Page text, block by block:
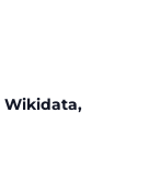
Wikidata,